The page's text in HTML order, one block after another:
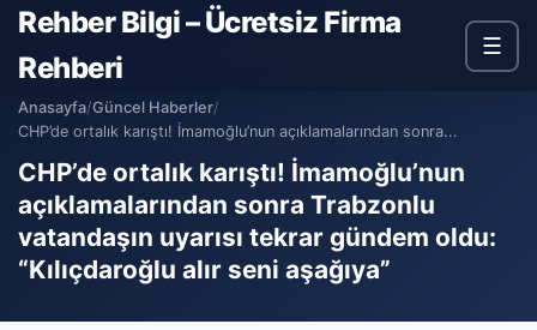
Rehber Bilgi – Ücretsiz Firma
Rehberi
☰
Anasayfa/Güncel Haberler/
CHP’de ortalık karıştı! İmamoğlu’nun açıklamalarından sonra...
CHP’de ortalık karıştı! İmamoğlu’nun
açıklamalarından sonra Trabzonlu
vatandaşın uyarısı tekrar gündem oldu:
“Kılıçdaroğlu alır seni aşağıya”